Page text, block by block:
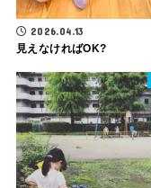
2026.04.13
見えなければOK?